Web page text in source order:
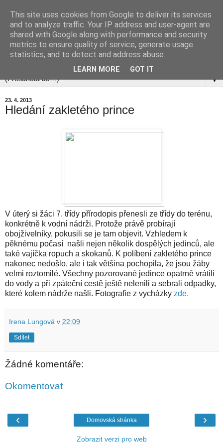
▼
23. 4. 2013
Hledání zakletého prince
V úterý si žáci 7. třídy přírodopis přenesli ze třídy do terénu,
konkrétně k vodní nádrži. Protože právě probírají
obojživelníky, pokusili se je tam objevit. Vzhledem k
pěknému počasí našli nejen několik dospělých jedinců, ale
také vajíčka ropuch a skokanů. K políbení zakletého prince
nakonec nedošlo, ale i tak většina pochopila, že jsou žáby
velmi roztomilé. Všechny pozorované jedince opatrně vrátili
do vody a při zpáteční cestě ještě nelenili a sebrali odpadky,
které kolem nádrže našli. Fotografie z vycházky zde.
Irena Lungová v 22:09
Sdílet
Žádné komentáře:
Okomentovat
‹ ›
Domovská stránka
Zobrazit verzi pro web
This site uses cookies from Google to deliver its services
and to analyze traffic. Your IP address and user-agent are
shared with Google along with performance and security
metrics to ensure quality of service, generate usage
statistics, and to detect and address abuse.
LEARN MORE GOT IT